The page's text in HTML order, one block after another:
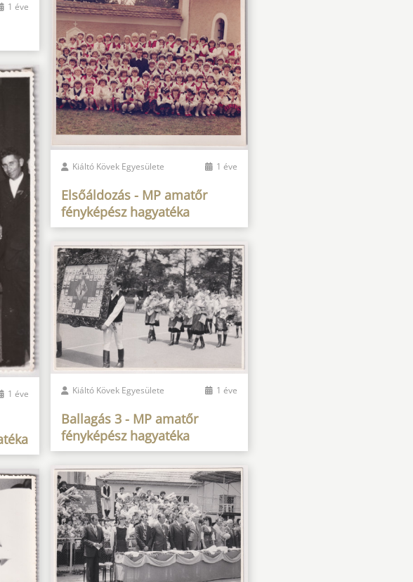
1 éve
1 éve
Kiáltó Kövek Egyesülete 1 éve
Elsőáldozás - MP amatőr
fényképész hagyatéka
Kiáltó Kövek Egyesülete 1 éve
Ballagás 3 - MP amatőr
fényképész hagyatéka